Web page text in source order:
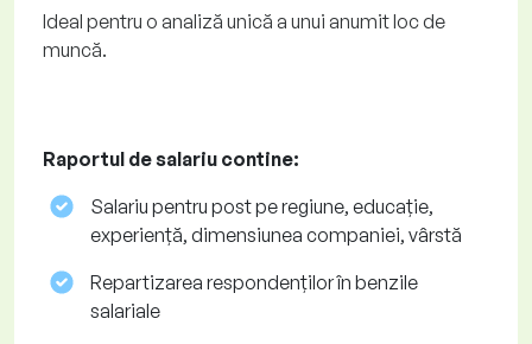
Ideal pentru o analiză unică a unui anumit loc de
muncă.
Raportul de salariu contine:
Salariu pentru post pe regiune, educație,
experiență, dimensiunea companiei, vârstă
Repartizarea respondenților în benzile
salariale